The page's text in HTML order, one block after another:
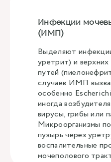
Инфекции
(ИМП)
Выделяют
уретрит) и
путей
случаев ИМП
особенно
иногда
вирусы, грибы или
Микроорганизмы
пузырь через
воспалительные
мочеполового